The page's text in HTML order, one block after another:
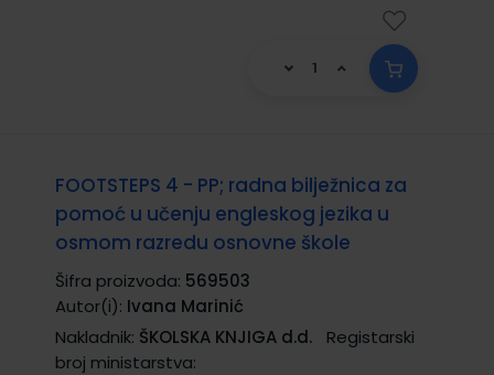
FOOTSTEPS 4 - PP; radna bilježnica za
pomoć u učenju engleskog jezika u
osmom razredu osnovne škole
Šifra proizvoda: 569503
Autor(i): Ivana Marinić
Nakladnik: ŠKOLSKA KNJIGA d.d.
Registarski
broj ministarstva: